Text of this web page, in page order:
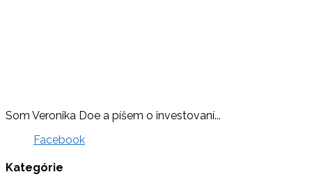
Som Veronika Doe a píšem o investovaní...
Facebook
Kategórie